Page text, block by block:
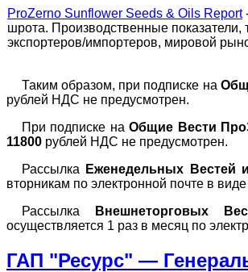
ProZerno Sunflower Seeds & Oils Report
шрота. Производственные показатели,
экспортеров/импортеров, мировой
Таким образом, при подписке на
рублей НДС не предусмотрен.
При подписке наОбщие Вести
11800 рублей НДС не предусмотрен.
Рассылка
Еженедельных Вестей и
вторникам по электронной почте в виде
Рассылка
Внешнеторговых
осуществляется 1 раз в месяц по
ГАП "Ресурс" —